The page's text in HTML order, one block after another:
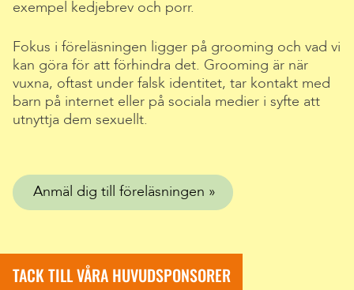
exempel kedjebrev och porr.
Fokus i föreläsningen ligger på grooming och vad vi
kan göra för att förhindra det. Grooming är när
vuxna, oftast under falsk identitet, tar kontakt med
barn på internet eller på sociala medier i syfte att
utnyttja dem sexuellt.
Anmäl dig till föreläsningen
TACK TILL VÅRA HUVUDSPONSORER